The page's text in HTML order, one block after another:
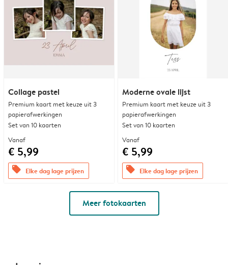
Collage pastel
Premium kaart met keuze uit 3
papierafwerkingen
Set van 10 kaarten
Vanaf
€ 5,99
offers Elke dag lage prijzen
Moderne ovale lijst
Premium kaart met keuze uit 3
papierafwerkingen
Set van 10 kaarten
Vanaf
€ 5,99
offers Elke dag lage prijzen
Meer fotokaarten